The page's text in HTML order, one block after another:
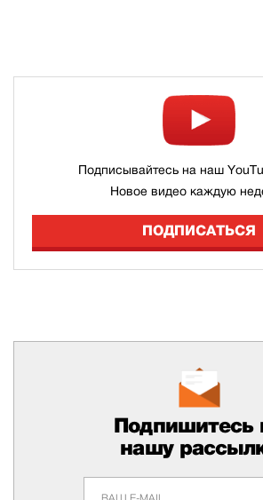
Подписывайтесь на наш
Новое видео каждую
ПОДПИСАТЬСЯ
Подпишитесь
нашу